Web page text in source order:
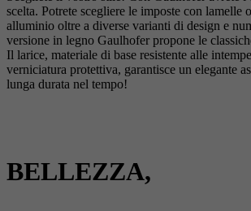
scelta. Potrete scegliere le imposte con lamelle
alluminio oltre a diverse varianti di design e
versione in legno Gaulhofer propone le
Il larice, materiale di base resistente alle
verniciatura protettiva, garantisce un elegante
lunga durata nel tempo!
BELLEZZA,